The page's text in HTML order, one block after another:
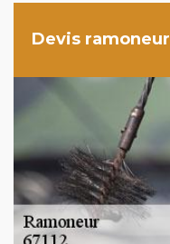
Devis ramoneur